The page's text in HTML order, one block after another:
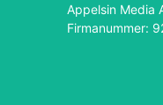
Appelsin Media
Firmanummer: